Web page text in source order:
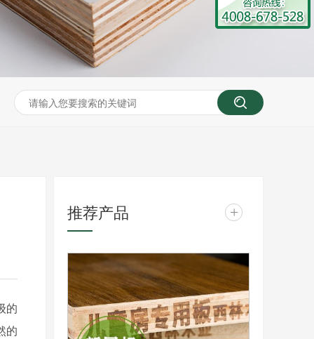
的
的
推荐产品 +